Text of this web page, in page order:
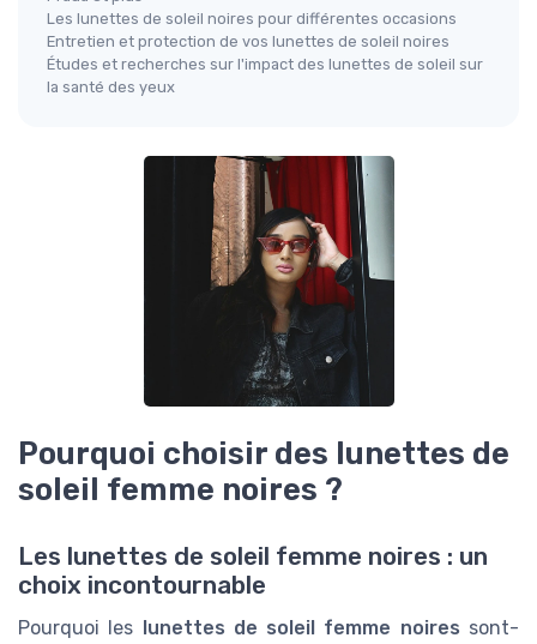
Les lunettes de soleil noires pour différentes occasions
Entretien et protection de vos lunettes de soleil noires
Études et recherches sur l'impact des lunettes de soleil sur
la santé des yeux
Pourquoi choisir des lunettes de
soleil femme noires ?
Les lunettes de soleil femme noires : un
choix incontournable
Pourquoi les lunettes de soleil femme noires sont-